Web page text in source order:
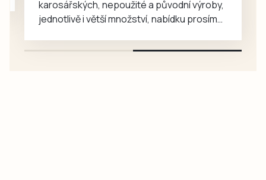
karosářských, nepoužité a původní výroby,
jednotlivě i větší množství, nabídku prosím